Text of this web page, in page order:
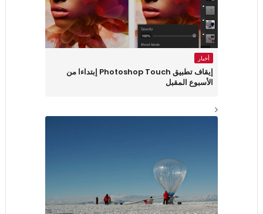
أخبار
إيقاف تطبيق Photoshop Touch إبتداءا من
الأسبوع المقبل